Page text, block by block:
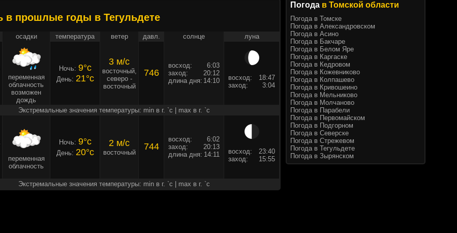
в прошлые годы в Тегульдете
осадки температура ветер давл. солнце луна
переменная
облачность
возможен
дождь
Ночь: 9°c
День: 21°c
3 м/c
восточный,
северо -
восточный
746
восход:
6:03
заход:
20:12
длина дня: 14:10 восход:
18:47
заход:
3:04
Экстремальные значения температуры: min в г. `c | max в г. `c
переменная
облачность
Ночь: 9°c
День: 20°c
2 м/c
восточный
744
восход:
6:02
заход:
20:13
длина дня: 14:11 восход:
23:40
заход:
15:55
Экстремальные значения температуры: min в г. `c | max в г. `c
Погода в Томской области
Погода в Томске
Погода в Александровском
Погода в Асино
Погода в Бакчаре
Погода в Белом Яре
Погода в Каргаске
Погода в Кедровом
Погода в Кожевниково
Погода в Колпашево
Погода в Кривошеино
Погода в Мельниково
Погода в Молчаново
Погода в Парабели
Погода в Первомайском
Погода в Подгорном
Погода в Северске
Погода в Стрежевом
Погода в Тегульдете
Погода в Зырянском